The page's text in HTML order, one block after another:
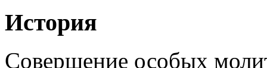
История
Совершение особых